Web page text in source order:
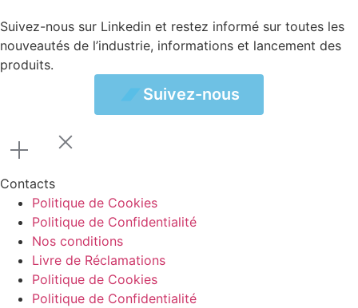
Suivez-nous sur Linkedin et restez informé sur toutes les
nouveautés de l’industrie, informations et lancement des
produits.
Suivez-nous
Contacts
Politique de Cookies
Politique de Confidentialité
Nos conditions
Livre de Réclamations
Politique de Cookies
Politique de Confidentialité